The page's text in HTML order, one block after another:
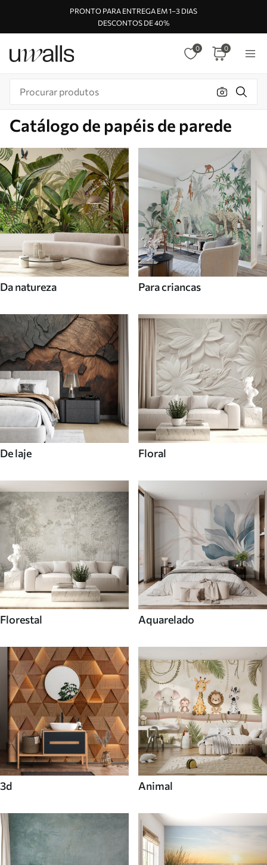
PRONTO PARA ENTREGA EM 1–3 DIAS
DESCONTOS DE 40%
0 0
Catálogo de papéis de parede
Da natureza Para criancas
De laje Floral
Florestal Aquarelado
3d Animal